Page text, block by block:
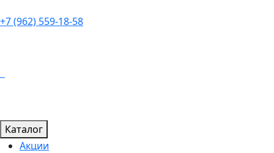
+7 (962) 559-18-58
Каталог
Акции